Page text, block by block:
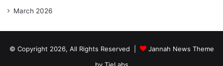
March 2026
© Copyright 2026, All Rights Reserved |
Jannah News Theme
by TieLabs